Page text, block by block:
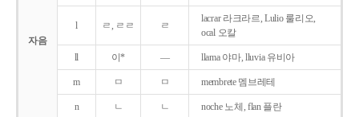
자음
l ㄹ, ㄹㄹ ㄹ
lacrar 라크라르, Lulio 룰리오,
ocal 오칼
ll 이* ― llama 야마, lluvia 유비아
m ㅁ ㅁ membrete 멤브레테
n ㄴ ㄴ noche 노체, flan 플란